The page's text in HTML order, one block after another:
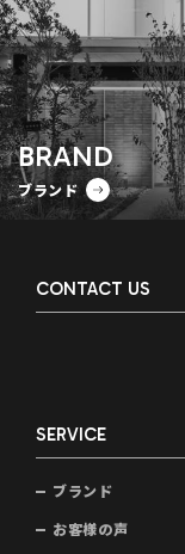
BRAND
ブランド
CONTACT US
SERVICE
ブランド
お客様の声